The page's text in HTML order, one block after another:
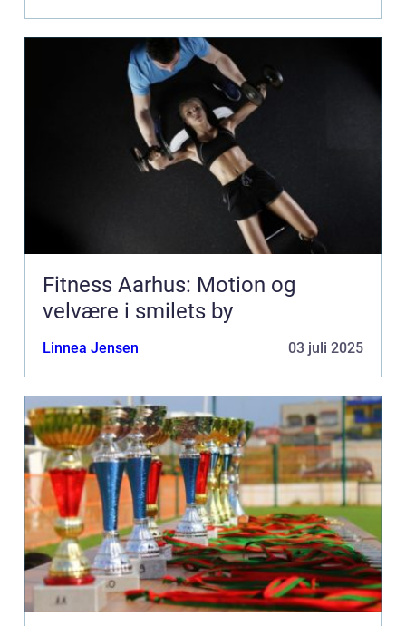
Fitness Aarhus: Motion og
velvære i smilets by
Linnea Jensen 03 juli 2025